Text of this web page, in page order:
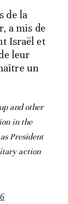
de la
a mis de
Israël et
leur
un
and other
in the
President
action